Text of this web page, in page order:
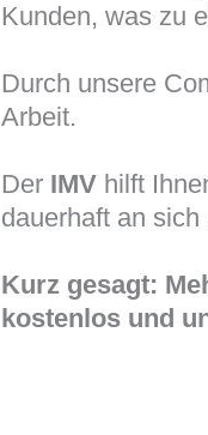
Kunden, was zu
Durch unsere
Arbeit.
Der IMV hilft
dauerhaft an sich
Kurz gesagt:
kostenlos und